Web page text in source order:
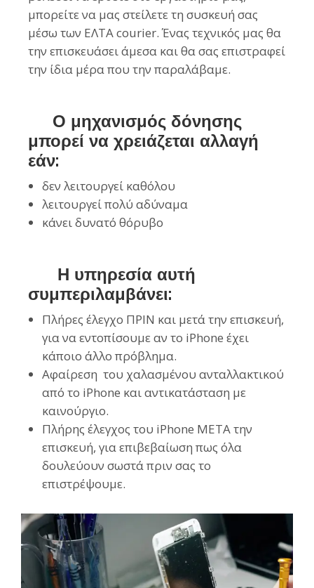
μπορείτε να μας στείλετε τη συσκευή σας
μέσω των ΕΛΤΑ courier. Ένας τεχνικός μας θα
την επισκευάσει άμεσα και θα σας επιστραφεί
την ίδια μέρα που την παραλάβαμε.
Ο μηχανισμός δόνησης
μπορεί να χρειάζεται αλλαγή
εάν:
δεν λειτουργεί καθόλου
λειτουργεί πολύ αδύναμα
κάνει δυνατό θόρυβο
Η υπηρεσία αυτή
συμπεριλαμβάνει:
Πλήρες έλεγχο ΠΡΙΝ και μετά την επισκευή,
για να εντοπίσουμε αν το iPhone έχει
κάποιο άλλο πρόβλημα.
Αφαίρεση του χαλασμένου ανταλλακτικού
από το iPhone και αντικατάσταση με
καινούργιο.
Πλήρης έλεγχος του iPhone ΜΕΤΑ την
επισκευή, για επιβεβαίωση πως όλα
δουλεύουν σωστά πριν σας το
επιστρέψουμε.